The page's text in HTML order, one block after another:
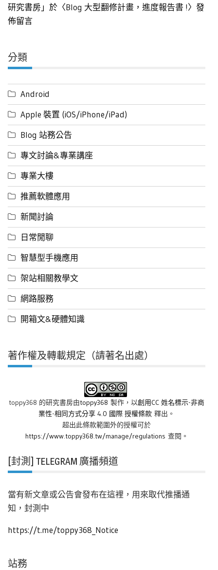
研究書房」於〈Blog 大型翻修計畫，進度報告書 !〉發
佈留言
分類
Android
Apple 裝置 (iOS/iPhone/iPad)
Blog 站務公告
專文討論&專業講座
專業大樓
推薦軟體應用
新聞討論
日常閒聊
智慧型手機應用
架站相關教學文
網路服務
開箱文&硬體知識
著作權及轉載規定（請著名出處）
toppy368 的研究書房由toppy368 製作，以創用CC 姓名標示-非商
業性-相同方式分享 4.0 國際 授權條款 釋出。
超出此條款範圍外的授權可於
https://www.toppy368.tw/manage/regulations 查閱。
[封測] TELEGRAM 廣播頻道
當有新文章或公告會發布在這裡，用來取代推播通
知，封測中
https://t.me/toppy368_Notice
站務